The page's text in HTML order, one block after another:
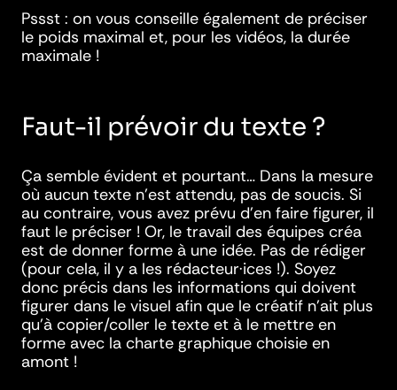
Pssst : on vous conseille également de préciser
le poids maximal et, pour les vidéos, la durée
maximale !
Faut-il prévoir du texte ?
Ça semble évident et pourtant… Dans la mesure
où aucun texte n’est attendu, pas de soucis. Si
au contraire, vous avez prévu d’en faire figurer, il
faut le préciser ! Or, le travail des équipes créa
est de donner forme à une idée. Pas de rédiger
(pour cela, il y a les rédacteur·ices !). Soyez
donc précis dans les informations qui doivent
figurer dans le visuel afin que le créatif n’ait plus
qu’à copier/coller le texte et à le mettre en
forme avec la charte graphique choisie en
amont !